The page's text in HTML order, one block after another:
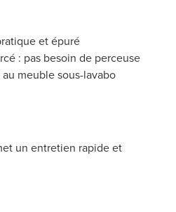
et épuré
: pas besoin de perceuse
meuble sous-lavabo
un entretien rapide et